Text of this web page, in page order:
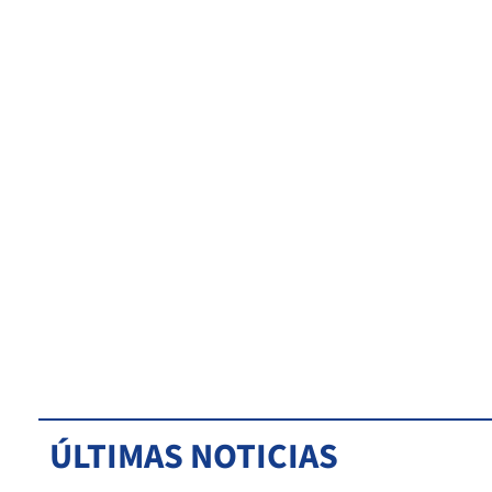
ÚLTIMAS NOTICIAS